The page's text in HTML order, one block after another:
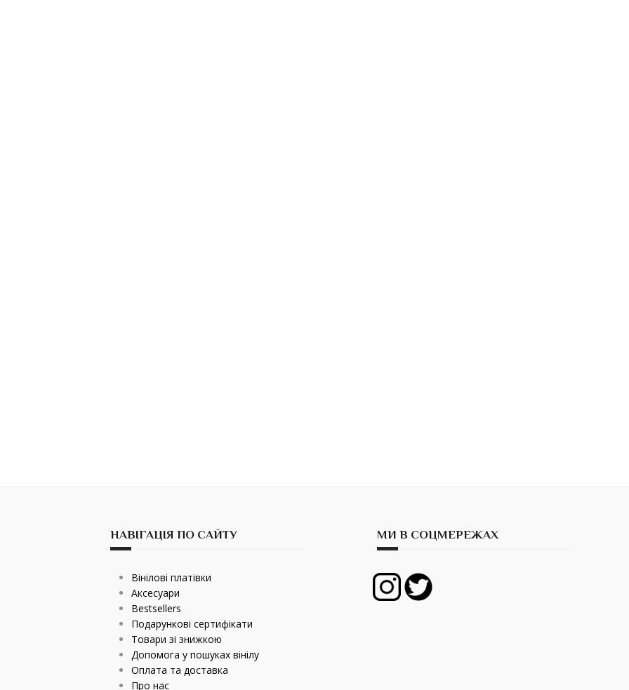
НАВІГАЦІЯ ПО САЙТУ
Вінілові платівки
Аксесуари
Bestsellers
Подарункові сертифікати
Товари зі знижкою
Допомога у пошуках вінілу
Оплата та доставка
Про нас
МИ В СОЦМЕРЕЖАХ